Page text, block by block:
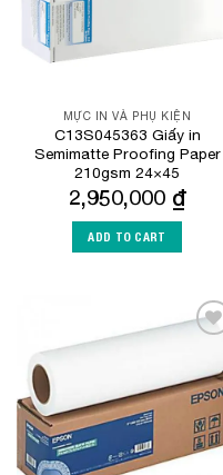
MỰC IN VÀ PHỤ KIỆN
C13S045363 Giấy in
Semimatte Proofing Paper
210gsm 24×45
2,950,000 ₫
ADD TO CART